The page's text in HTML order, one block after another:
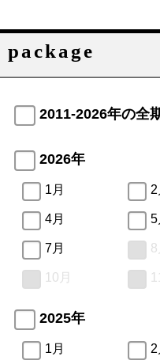
package
2011-2026年の全
2026年
1月 2
4月 5
7月 8
10月
2025年
1月 2